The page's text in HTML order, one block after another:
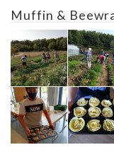
Muffin &